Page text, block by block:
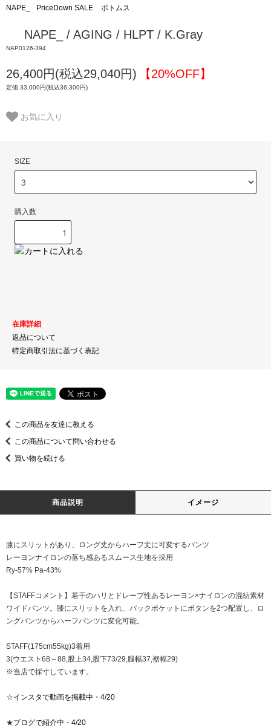
NAPE_ PriceDown SALE ボトムス
NAPE_ / AGING / HLPT / K.Gray
NAP0126-394
26,400円(税込29,040円) 【20%OFF】
定価 33,000円(税込36,300円)
お気に入り
SIZE
購入数
在庫詳細
返品について
特定商取引法に基づく表記
この商品を友達に教える
この商品について問い合わせる
買い物を続ける
商品説明 イメージ
膝にスリットがあり、ロング丈からハーフ丈に可変するパンツ
レーヨンナイロンの落ち感あるスムース生地を採用
Ry-57% Pa-43%
【STAFFコメント】若干のハリとドレープ性あるレーヨン×ナイロンの混紡素材
ワイドパンツ。膝にスリットを入れ、バックポケットにボタンを2つ配置し、ロ
ングパンツからハーフパンツに変化可能。
STAFF(175cm55kg)3着用
3(ウエスト68～88,股上34,股下73/29,腿幅37,裾幅29)
※当店で採寸しています。
☆インスタで動画を掲載中・4/20
★ブログで紹介中・4/20